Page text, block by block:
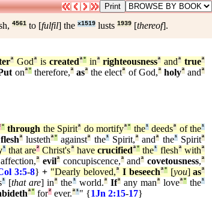
4561 to [fulfil] the x1519 lusts 1939 [thereof].
ª Godª is createdª°inª righteousnessª andª trueª
onª°therefore,ª asª the electª of God,ª holyª andª
° through the Spiritª do mortifyª° the¹deedsª of the¹
fleshªlustethª°againstª the¹Spirit,ª andª the¹Spiritª
¹that are² Christ'sª havecrucifiedª° the¹ fleshª withª
ª evilª concupiscence,ªandª covetousness,ª
3:5-8} + "Dearly beloved,ª I beseechª°[you]asª
¹[that are] inª the¹world.ª Ifªany manª loveª° the¹
ª° for² ever.ª¹" {1Jn 2:15-17}